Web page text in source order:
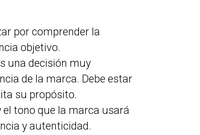
por comprender la
objetivo.
una decisión muy
de la marca. Debe estar
su propósito.
el tono que la marca usará
y autenticidad.